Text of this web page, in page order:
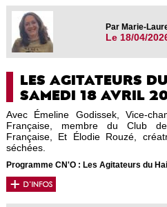
Par Marie-
Le 18/04/
LES AGITATEURS
SAMEDI 18 AVRIL
Avec Émeline Godissek, Vice-
Française, membre du Club
Française, Et Élodie Rouzé,
séchées.
Programme CN'O : Les Agitateurs du